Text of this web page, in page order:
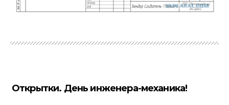
Открытки. День инженера-механика!